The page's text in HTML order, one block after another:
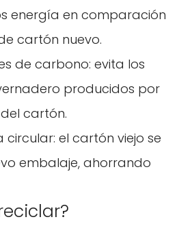
energía en comparación
cartón nuevo.
de carbono: evita los
producidos por
cartón.
el cartón viejo se
embalaje, ahorrando